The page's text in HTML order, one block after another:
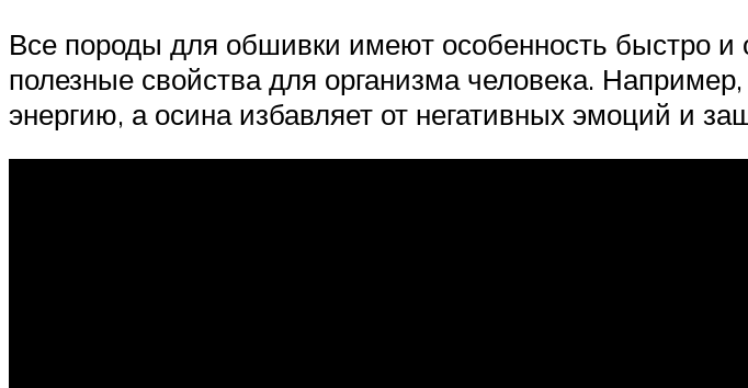
Все породы для обшивки имеют особенность быстро и
полезные свойства для организма человека.
энергию, а осина избавляет от негативных эмоций и